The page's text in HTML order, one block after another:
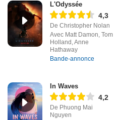
L'Odyssée
4,3
De Christopher Nolan
Avec Matt Damon, Tom
Holland, Anne
Hathaway
Bande-annonce
In Waves
4,2
De Phuong Mai
Nguyen